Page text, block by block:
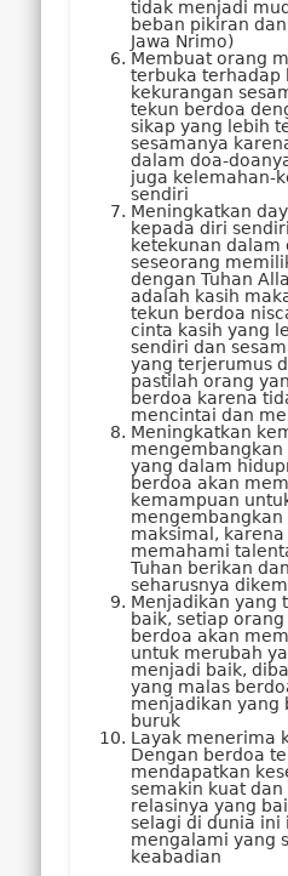
tidak menjadi
beban pikiran
Jawa Nrimo)
Membuat orang
terbuka terhadap
kekurangan
tekun berdoa
sikap yang lebih
sesamanya
dalam doa-
juga kelemahan-
sendiri
Meningkatkan
kepada diri
ketekunan dalam
seseorang
dengan Tuhan
adalah kasih
tekun berdoa
cinta kasih yang
sendiri dan
yang terjerumus
pastilah orang
berdoa karena
mencintai dan
Meningkatkan
mengembangkan
yang dalam
berdoa akan
kemampuan
maksimal,
memahami
Tuhan berikan
seharusnya
Menjadikan yang
baik, setiap
berdoa akan
untuk merubah
menjadi baik,
yang malas
menjadikan yang
buruk
Layak menerima
Dengan berdoa
mendapatkan
semakin kuat
relasinya yang
selagi di dunia ini
mengalami yang
keabadian